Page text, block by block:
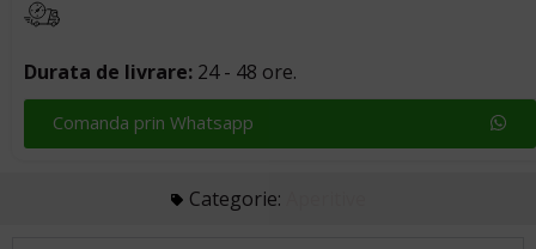
Durata de livrare: 24 - 48 ore.
Comanda prin Whatsapp
Categorie: